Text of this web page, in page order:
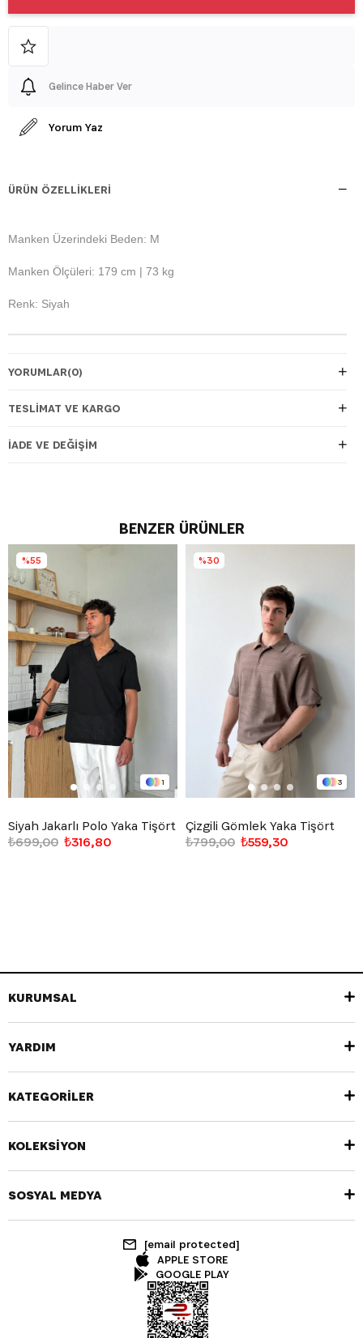
Gelince Haber Ver
Yorum Yaz
ÜRÜN ÖZELLIKLERI
Manken Üzerindeki Beden: M
Manken Ölçüleri: 179 cm | 73 kg
Renk: Siyah
YORUMLAR(0)
TESLIMAT VE KARGO
İADE VE DEĞIŞIM
BENZER ÜRÜNLER
1
Siyah Jakarlı Polo Yaka Tişört
₺316,80
₺699,00
%55
3
Çizgili Gömlek Yaka Tişört
₺559,30
₺799,00
%30
KURUMSAL
YARDIM
KATEGORİLER
KOLEKSİYON
SOSYAL MEDYA
[email protected]
APPLE STORE
GOOGLE PLAY